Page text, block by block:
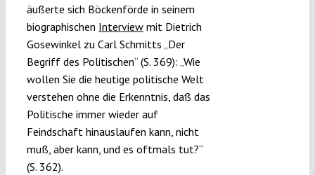
äußerte sich Böckenförde in seinem
biographischen Interviewmit Dietrich
Gosewinkel zu Carl Schmitts „Der
Begriff des Politischen“ (S. 369): „Wie
wollen Sie die heutige politische Welt
verstehen ohne die Erkenntnis, daß das
Politische immer wieder auf
Feindschaft hinauslaufen kann, nicht
muß, aber kann, und es oftmals tut?“
(S. 362).